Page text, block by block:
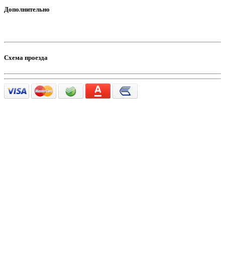
Дополнительно
Схема проезда